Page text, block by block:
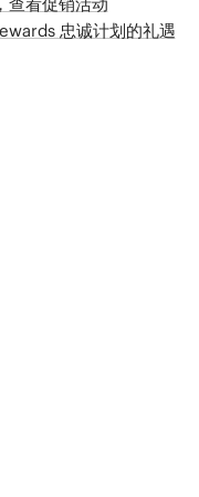
忠诚计划的礼遇